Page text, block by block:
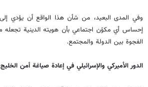
وفي المدى البعيد، من شأن هذا الواقع أن يؤدي إلى
إحساس أي مكوّن اجتماعي بأن هويته الدينية
الفجوة بين الدولة والمجتمع.
الدور الأميركي والإسرائيلي في إعادة صياغة أمن